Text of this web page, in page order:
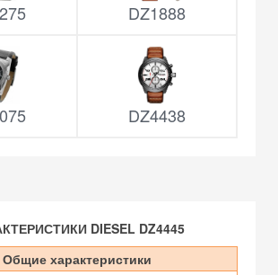
DZ1888
DZ4438
DIESEL DZ4445
Общие характеристики